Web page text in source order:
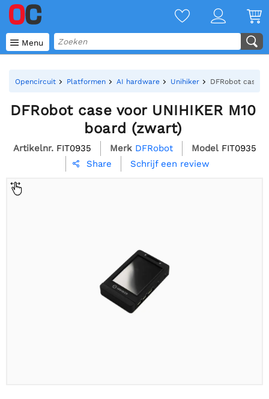
 Menu
Opencircuit Platformen AI hardware Unihiker DFRobot case
DFRobot case voor UNIHIKER M10
board (zwart)
Artikelnr. FIT0935 Merk DFRobot Model FIT0935
 Share Schrijf een review